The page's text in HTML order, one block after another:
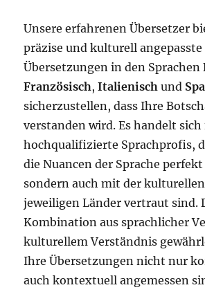
Unsere erfahrenen Übersetzer
präzise und kulturell angepasste
Übersetzungen in den Sprachen
Französisch,Italienisch und
sicherzustellen, dass Ihre
verstanden wird. Es handelt
hochqualifizierte Sprachprofis,
die Nuancen der Sprache
sondern auch mit der
jeweiligen Länder vertraut sind.
Kombination aus sprachlicher
kulturellem Verständnis
Ihre Übersetzungen nicht nur
auch kontextuell angemessen